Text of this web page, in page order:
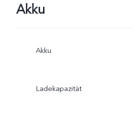
Akku
Akku
Ladekapazität